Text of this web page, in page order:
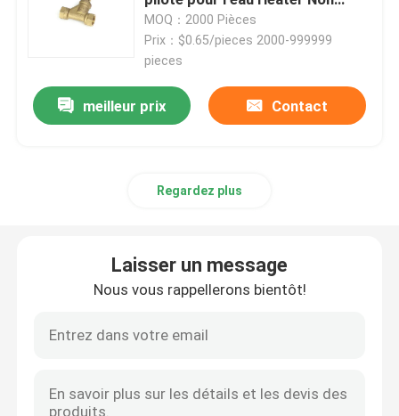
Rusting
MOQ：2000 Pièces
Prix：$0.65/pieces 2000-999999
pieces
meilleur prix Contact
Regardez plus
Laisser un message
Nous vous rappellerons bientôt!